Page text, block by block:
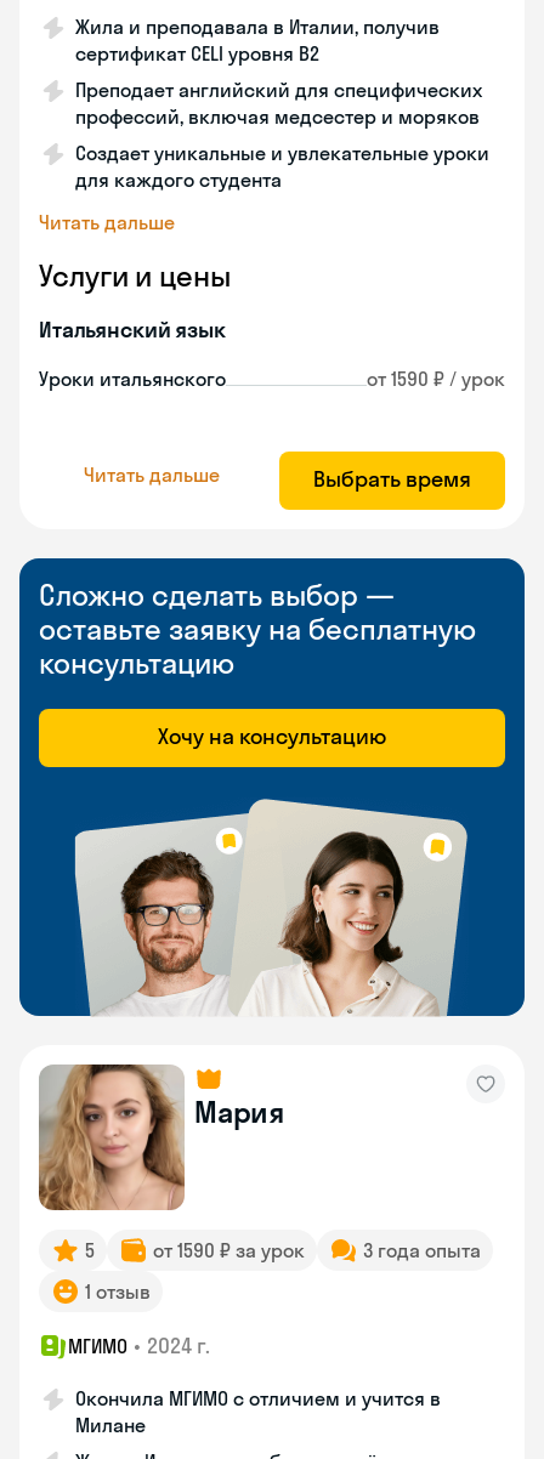
Жила и преподавала в Италии, получив
сертификат CELI уровня В2
Преподает английский для специфических
профессий, включая медсестер и моряков
Создает уникальные и увлекательные уроки
для каждого студента
Читать дальше
Услуги и цены
Итальянский язык
Уроки итальянского от 1590 ₽ / урок
Читать дальше Выбрать время
Сложно сделать выбор —
оставьте заявку на бесплатную
консультацию
Хочу на консультацию
Мария
5 от 1590 ₽ за урок
3 года опыта
1 отзыв
МГИМО • 2024 г.
Окончила МГИМО с отличием и учится в
Милане